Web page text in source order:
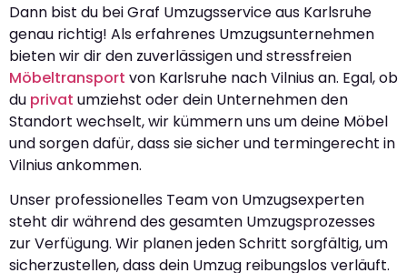
Dann bist du bei Graf Umzugsservice aus Karlsruhe
genau richtig! Als erfahrenes Umzugsunternehmen
bieten wir dir den zuverlässigen und stressfreien
Möbeltransport von Karlsruhe nach Vilnius an. Egal, ob
du privat umziehst oder dein Unternehmen den
Standort wechselt, wir kümmern uns um deine Möbel
und sorgen dafür, dass sie sicher und termingerecht in
Vilnius ankommen.
Unser professionelles Team von Umzugsexperten
steht dir während des gesamten Umzugsprozesses
zur Verfügung. Wir planen jeden Schritt sorgfältig, um
sicherzustellen, dass dein Umzug reibungslos verläuft.